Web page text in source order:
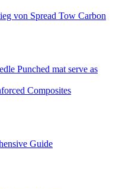
von Spread Tow Carbon
Composites
Guide